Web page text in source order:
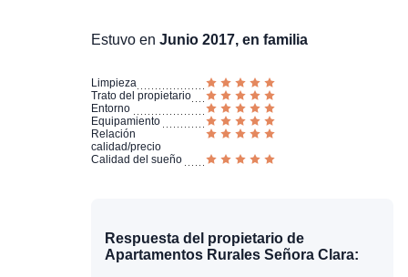
Estuvo en Junio 2017, en familia
Limpieza
Trato del propietario
Entorno
Equipamiento
Relación
calidad/precio
Calidad del sueño
Respuesta del propietario de
Apartamentos Rurales Señora Clara: